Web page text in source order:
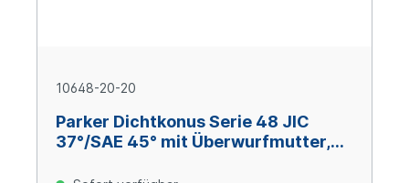
10648-20-20
Parker Dichtkonus Serie 48 JIC
37°/SAE 45° mit Überwurfmutter,